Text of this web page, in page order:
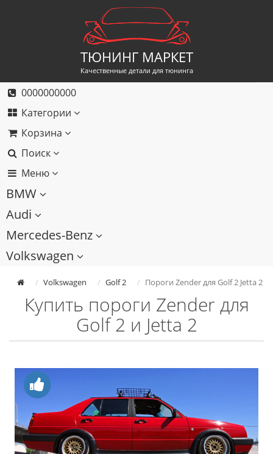
ТЮНИНГ МАРКЕТ
Качественные детали для тюнинга
0000000000
Категории
Корзина
Поиск
Меню
BMW
Audi
Mercedes-Benz
Volkswagen
Volkswagen Golf 2 Пороги Zender для Golf 2 Jetta 2
Купить пороги Zender для
Golf 2 и Jetta 2